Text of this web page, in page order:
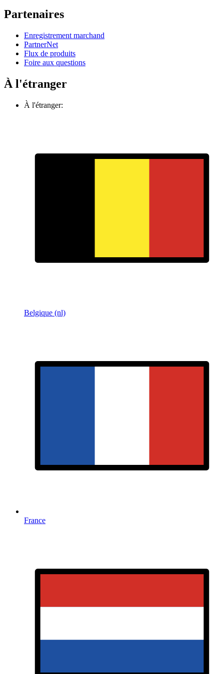
Partenaires
Enregistrement marchand
PartnerNet
Flux de produits
Foire aux questions
À l'étranger
À l'étranger:
Belgique (nl)
France